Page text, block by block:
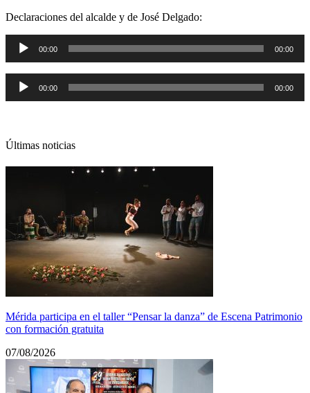
Declaraciones del alcalde y de José Delgado:
Reproductor
audio
00:00 00:00
Reproductor
audio
00:00 00:00
Últimas noticias
Mérida participa en el taller “Pensar la danza” de Escena Patrimonio
con formación gratuita
07/08/2026